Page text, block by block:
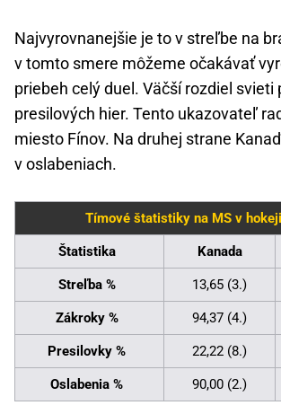
Najvyrovnanejšie je to v streľbe na
v tomto smere môžeme očakávať
priebeh celý duel. Väčší rozdiel svieti
presilových hier. Tento ukazovateľ
miesto Fínov. Na druhej strane
v oslabeniach.
Tímové štatistiky na MS v
Štatistika Kanada
Streľba % 13,65 (3.)
Zákroky % 94,37 (4.)
Presilovky % 22,22 (8.)
Oslabenia % 90,00 (2.)